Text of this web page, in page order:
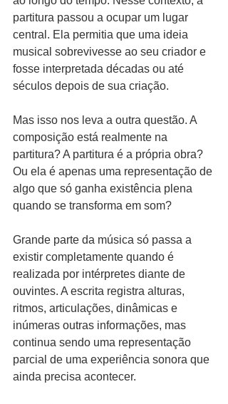
partitura passou a ocupar um lugar
central. Ela permitia que uma ideia
musical sobrevivesse ao seu criador e
fosse interpretada décadas ou até
séculos depois de sua criação.
Mas isso nos leva a outra questão. A
composição está realmente na
partitura? A partitura é a própria obra?
Ou ela é apenas uma representação de
algo que só ganha existência plena
quando se transforma em som?
Grande parte da música só passa a
existir completamente quando é
realizada por intérpretes diante de
ouvintes. A escrita registra alturas,
ritmos, articulações, dinâmicas e
inúmeras outras informações, mas
continua sendo uma representação
parcial de uma experiência sonora que
ainda precisa acontecer.